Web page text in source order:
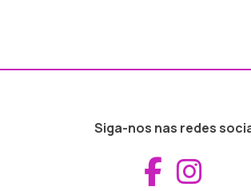
Siga-nos nas redes